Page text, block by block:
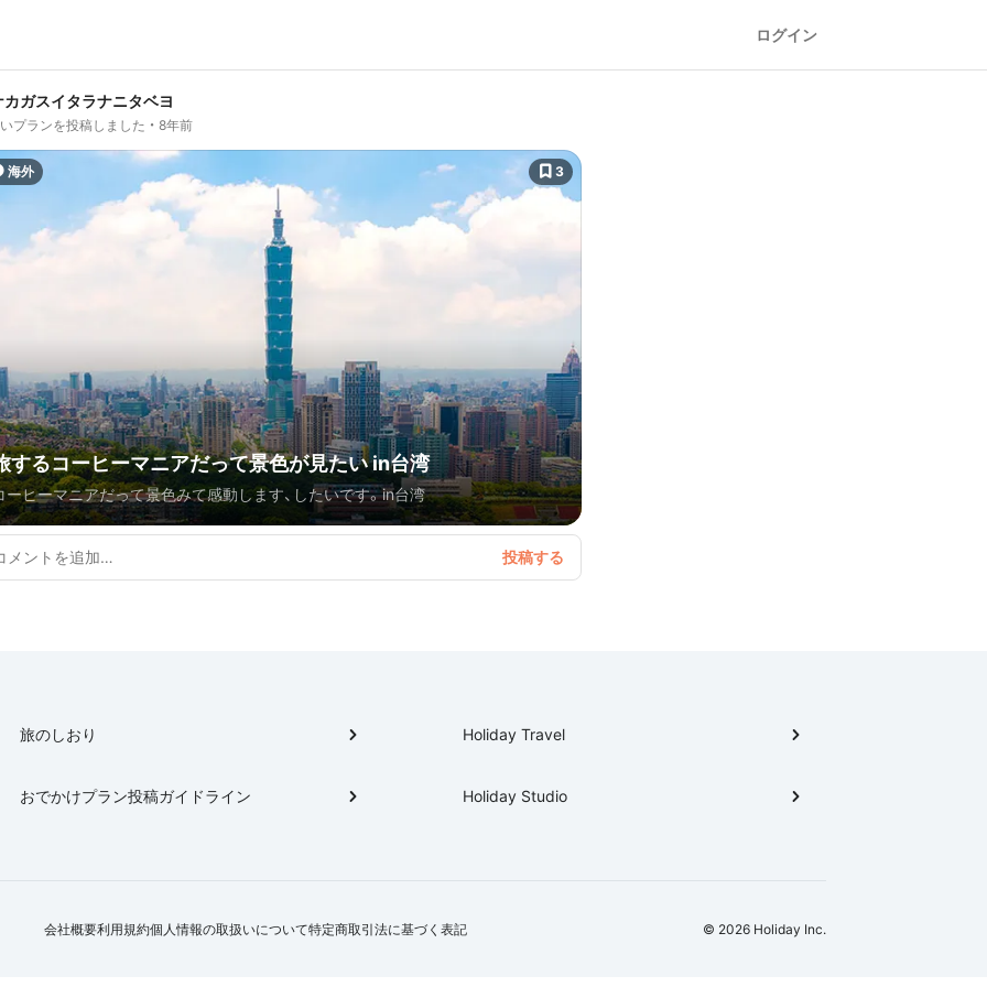
ログイン
カガスイタラナニタベヨ
プランを投稿しました 8年前
海外 3
するコーヒーマニアだって景色が見たい in台湾
ーヒーマニアだって景色みて感動します、したいです。in台湾
旅のしおり
おでかけプラン投稿ガイドライン
Holiday Travel
Holiday Studio
会社概要利用規約個人情報の取扱いについて特定商取引法に基づく表記 © 2026 Holiday Inc.